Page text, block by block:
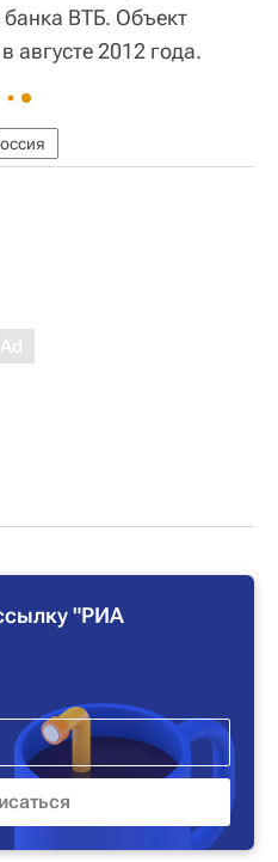
ВТБ. Объект
августе 2012 года.
"РИА